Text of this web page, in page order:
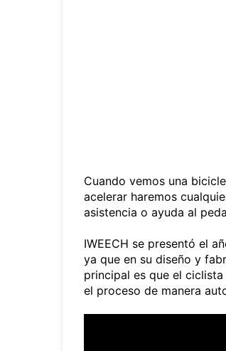
Cuando vemos una
acelerar haremos
asistencia o ayuda al
IWEECH se presentó el
ya que en su diseño y
principal es que el
el proceso de manera